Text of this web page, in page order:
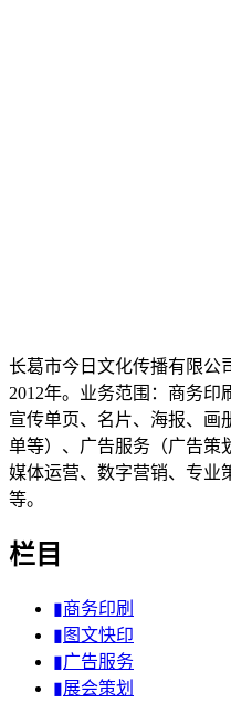
长葛市今日文化传播有限公
2012年。业务范围：商务
宣传单页、名片、海报、画
单等）、广告服务（广告策
媒体运营、数字营销、专业
等。
栏目
▮商务印刷
▮图文快印
▮广告服务
▮展会策划